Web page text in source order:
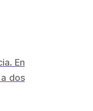
En
dos